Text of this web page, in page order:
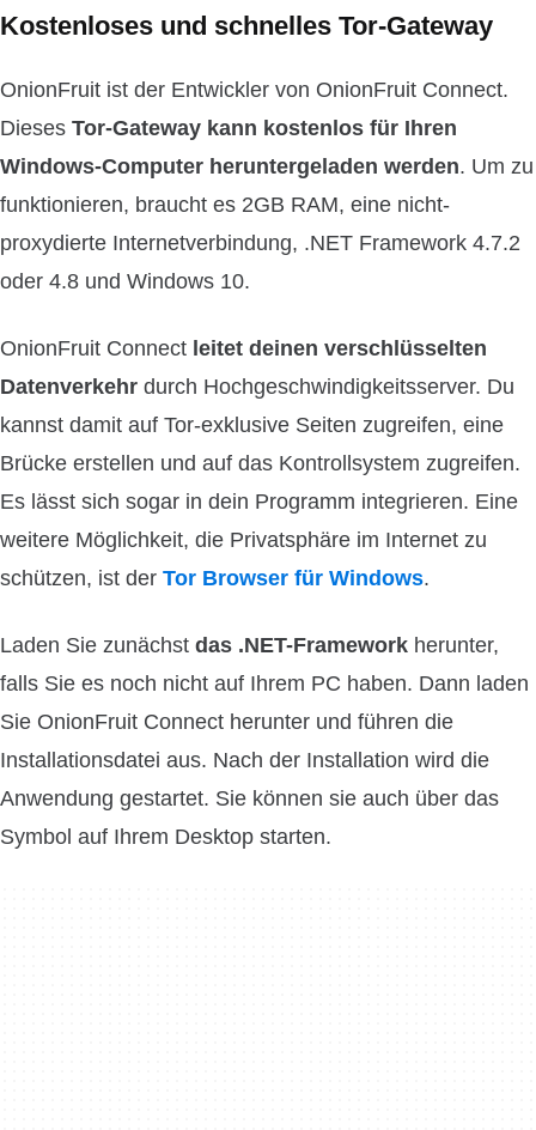
Kostenloses und schnelles Tor-Gateway
OnionFruit ist der Entwickler von OnionFruit Connect.
Dieses Tor-Gateway kann kostenlos für Ihren
Windows-Computer heruntergeladen werden. Um zu
funktionieren, braucht es 2GB RAM, eine nicht-
proxydierte Internetverbindung, .NET Framework 4.7.2
oder 4.8 und Windows 10.
OnionFruit Connect leitet deinen verschlüsselten
Datenverkehr durch Hochgeschwindigkeitsserver. Du
kannst damit auf Tor-exklusive Seiten zugreifen, eine
Brücke erstellen und auf das Kontrollsystem zugreifen.
Es lässt sich sogar in dein Programm integrieren. Eine
weitere Möglichkeit, die Privatsphäre im Internet zu
schützen, ist der Tor Browser für Windows.
Laden Sie zunächst das .NET-Framework herunter,
falls Sie es noch nicht auf Ihrem PC haben. Dann laden
Sie OnionFruit Connect herunter und führen die
Installationsdatei aus. Nach der Installation wird die
Anwendung gestartet. Sie können sie auch über das
Symbol auf Ihrem Desktop starten.